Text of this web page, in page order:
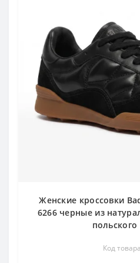
Женские кроссовки
6266 черные из
Код